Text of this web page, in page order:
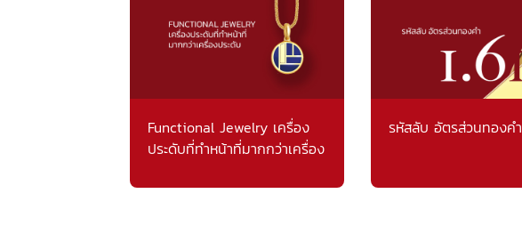
Functional Jewelry เครื่อง
ประดับที่ทำหน้าที่มากกว่าเครื่อง
รหัสลับ อัตรส่วนทองคำ